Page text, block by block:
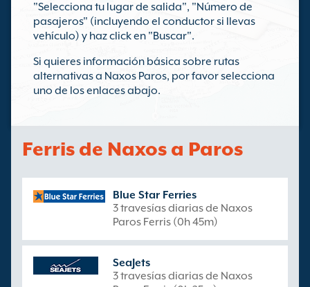
"Selecciona tu lugar de salida", "Número de
pasajeros" (incluyendo el conductor si llevas
vehículo) y haz click en "Buscar".
Si quieres información básica sobre rutas
alternativas a Naxos Paros, por favor selecciona
uno de los enlaces abajo.
Ferris de Naxos a Paros
Blue Star Ferries
3 travesías diarias de Naxos
Paros Ferris (0h 45m)
SeaJets
3 travesías diarias de Naxos